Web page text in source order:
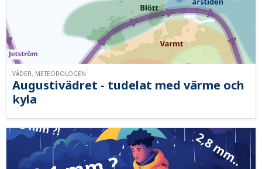
Augustivädret - tudelat med värme och
kyla
VÄDER, METEOROLOGEN